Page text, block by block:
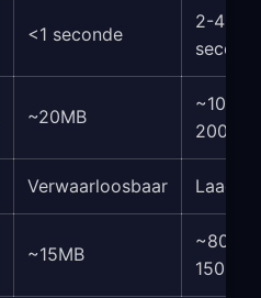
<1 seconde
2-4
~20MB
~100-
200MB
Verwaarloosbaar Laag
~15MB
~80-
150MB